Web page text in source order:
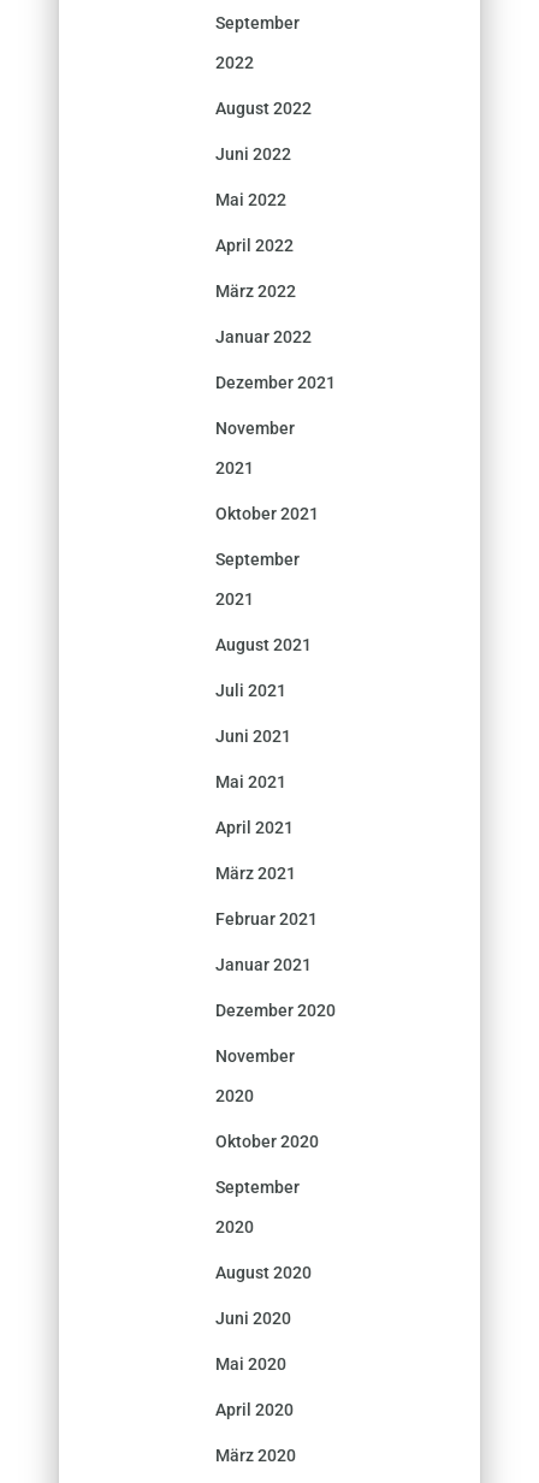
September
2022
August 2022
Juni 2022
Mai 2022
April 2022
März 2022
Januar 2022
Dezember 2021
November
2021
Oktober 2021
September
2021
August 2021
Juli 2021
Juni 2021
Mai 2021
April 2021
März 2021
Februar 2021
Januar 2021
Dezember 2020
November
2020
Oktober 2020
September
2020
August 2020
Juni 2020
Mai 2020
April 2020
März 2020